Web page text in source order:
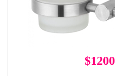
$1200